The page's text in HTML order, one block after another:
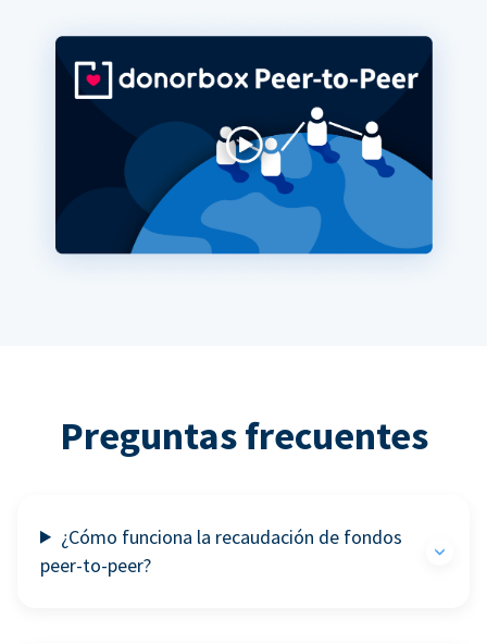
Preguntas frecuentes
¿Cómo funciona la recaudación de fondos
peer-to-peer?